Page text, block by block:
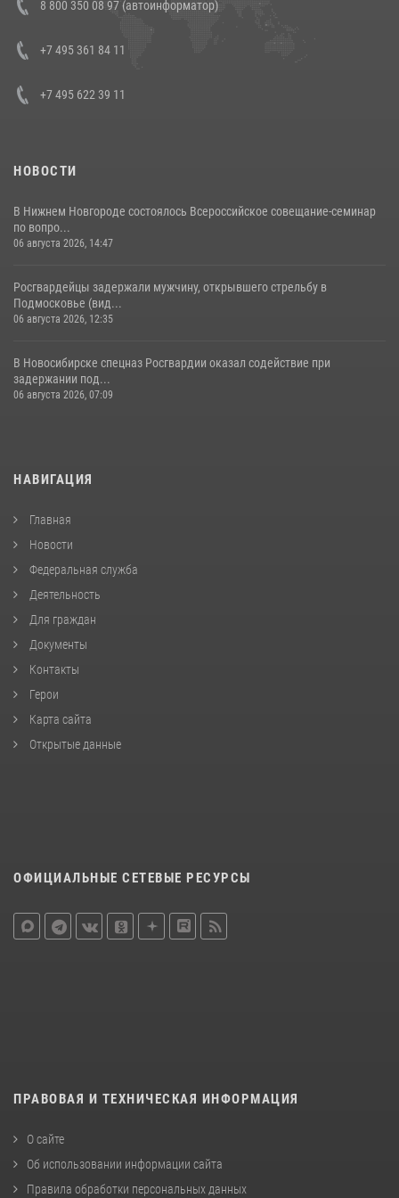
боевого опыта
8 800 350 08 97 (автоинформатор)
+7 495 361 84 11
+7 495 622 39 11
НОВОСТИ
В Нижнем Новгороде состоялось Всероссийское совещание-семинар
по вопро...
06 августа 2026, 14:47
Росгвардейцы задержали мужчину, открывшего стрельбу в
Подмосковье (вид...
06 августа 2026, 12:35
В Новосибирске спецназ Росгвардии оказал содействие при
задержании под...
06 августа 2026, 07:09
НАВИГАЦИЯ
Главная
Новости
Федеральная служба
Деятельность
Для граждан
Документы
Контакты
Герои
Карта сайта
Открытые данные
ОФИЦИАЛЬНЫЕ СЕТЕВЫЕ РЕСУРСЫ
ПРАВОВАЯ И ТЕХНИЧЕСКАЯ ИНФОРМАЦИЯ
О сайте
Об использовании информации сайта
Правила обработки персональных данных